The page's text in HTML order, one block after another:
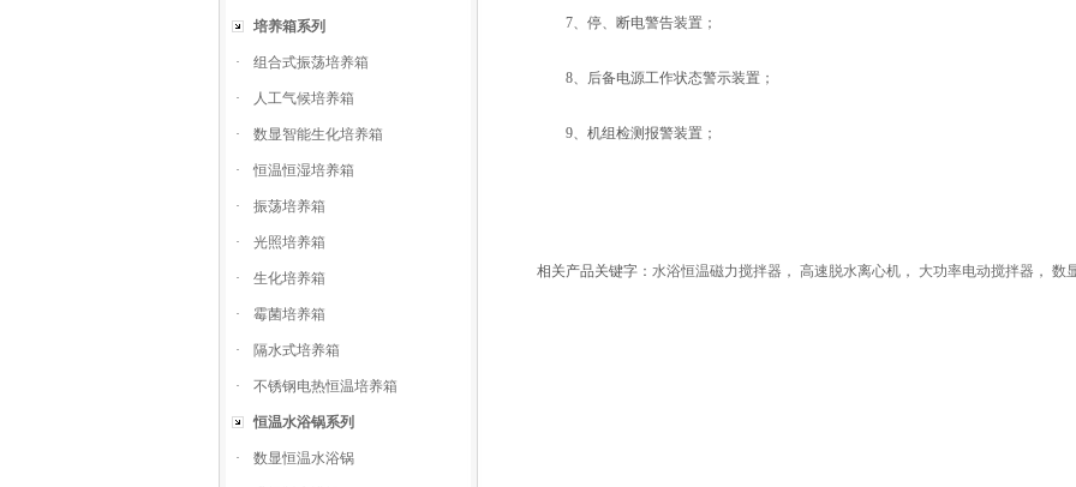
培养箱系列
· 组合式振荡培养箱
· 人工气候培养箱
· 数显智能生化培养箱
· 恒温恒湿培养箱
· 振荡培养箱
· 光照培养箱
· 生化培养箱
· 霉菌培养箱
· 隔水式培养箱
· 不锈钢电热恒温培养箱
恒温水浴锅系列
· 数显恒温水浴锅
7、停、断电警告装置；
8、后备电源工作状态警示装置；
9、机组检测报警装置；
相关产品关键字： 水浴恒温磁力搅拌器 ， 高速脱水离心机 ， 大功率电动搅拌器 ， 数